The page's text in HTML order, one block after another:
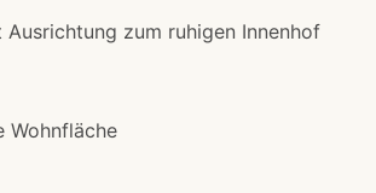
zum ruhigen Innenhof
Wohnfläche